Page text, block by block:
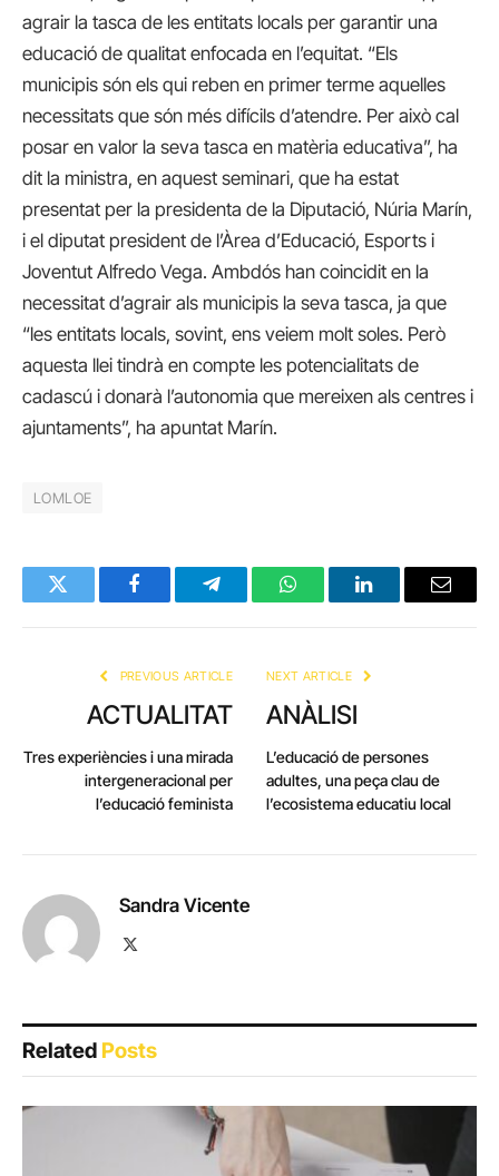
agrair la tasca de les entitats locals per garantir una
educació de qualitat enfocada en l’equitat. “Els
municipis són els qui reben en primer terme aquelles
necessitats que són més difícils d’atendre. Per això cal
posar en valor la seva tasca en matèria educativa”, ha
dit la ministra, en aquest seminari, que ha estat
presentat per la presidenta de la Diputació, Núria Marín,
i el diputat president de l’Àrea d’Educació, Esports i
Joventut Alfredo Vega. Ambdós han coincidit en la
necessitat d’agrair als municipis la seva tasca, ja que
“les entitats locals, sovint, ens veiem molt soles. Però
aquesta llei tindrà en compte les potencialitats de
cadascú i donarà l’autonomia que mereixen als centres i
ajuntaments”, ha apuntat Marín.
LOMLOE
Twitter FacebookTelegramWhatsAppLinkedInEmail
PREVIOUS ARTICLE
ACTUALITAT
Tres experiències i una mirada
intergeneracional per
l’educació feminista
NEXT ARTICLE
ANÀLISI
L’educació de persones
adultes, una peça clau de
l’ecosistema educatiu local
Sandra Vicente
RelatedPosts